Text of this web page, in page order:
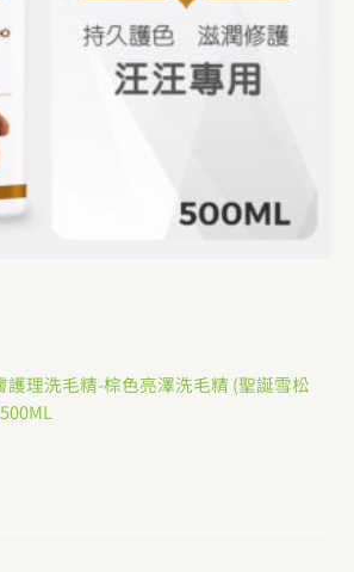
護理洗毛精-棕色亮澤洗毛精 (聖誕雪松